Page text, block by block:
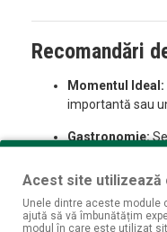
Recomandări
Momentul Ideal:
importantă sau
Gastronomie:
albe, pește nobil
Temperatură:Se
Acest site utilizează
Unele dintre aceste module
ajută să vă îmbunătățim
modul în care este utilizat